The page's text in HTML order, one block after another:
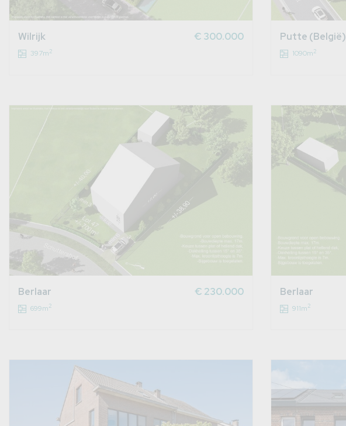
Wilrijk € 300.000
397m2
Putte (België)
1090m2
Berlaar € 230.000
699m2
Berlaar
911m2